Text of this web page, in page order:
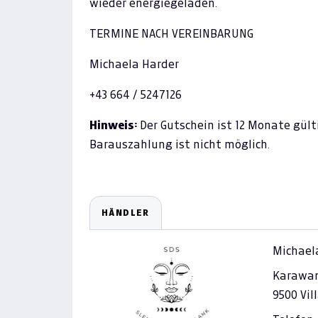
wieder energiegeladen.
TERMINE NACH VEREINBARUNG
Michaela Harder
+43 664 / 5247126
Hinweis: Der Gutschein ist 12 Monate
Barauszahlung ist nicht möglich.
HÄNDLER
9500